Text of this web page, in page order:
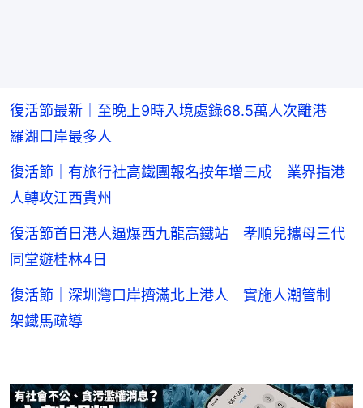
復活節最新｜至晚上9時入境處錄68.5萬人次離港
羅湖口岸最多人
復活節｜有旅行社高鐵團報名按年增三成 業界指港
人轉攻江西貴州
復活節首日港人逼爆西九龍高鐵站 孝順兒攜母三代
同堂遊桂林4日
復活節｜深圳灣口岸擠滿北上港人 實施人潮管制
架鐵馬疏導